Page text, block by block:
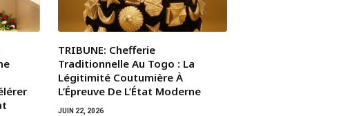
TRIBUNE: Chefferie
Traditionnelle Au Togo : La
Légitimité Coutumière À
L’Épreuve De L’État Moderne
JUIN 22, 2026